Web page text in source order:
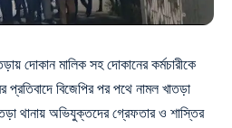
দোকান মালিক সহ দোকানের কর্মচারীকে
বিজেপির পর পথে নামল খাতড়া
থানায় অভিযুক্তদের গ্রেফতার ও শাস্তির